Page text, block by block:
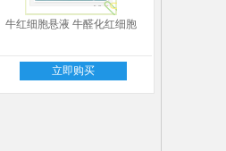
牛红细胞悬液 牛醛化红细胞
立即购买